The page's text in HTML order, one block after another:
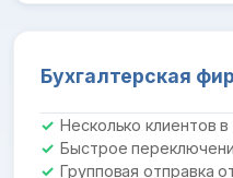
Бухгалтерская
Несколько клиентов
Быстрое
Групповая отправка